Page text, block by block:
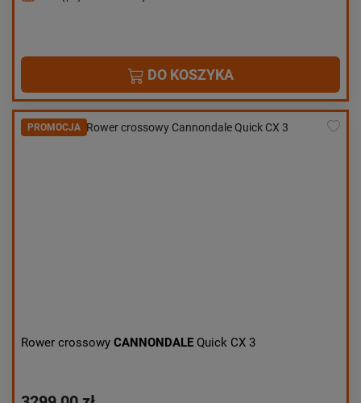
DO KOSZYKA
PROMOCJA
Rower crossowy CANNONDALE Quick CX 3